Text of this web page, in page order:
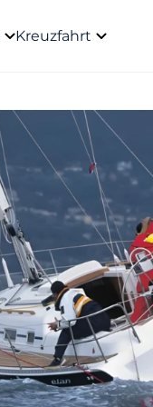
Kreuzfahrt